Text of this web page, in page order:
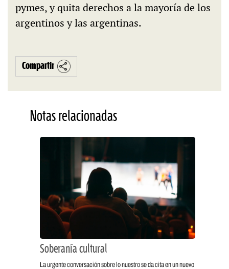
pymes, y quita derechos a la mayoría de los
argentinos y las argentinas.
Compartir
Notas relacionadas
Soberanía cultural
La urgente conversación sobre lo nuestro se da cita en un nuevo